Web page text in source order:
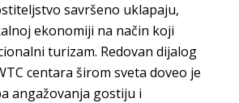
savršeno uklapaju,
ekonomiji na način koji
turizam. Redovan dijalog
centara širom sveta doveo je
angažovanja gostiju i